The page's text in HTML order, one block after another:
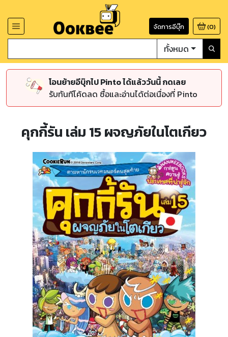
จัดการอีบุ๊ก (0)
ทั้งหมด
โอนย้ายอีบุ๊กไป Pinto ได้แล้ววันนี้ กดเลย
รับทันทีโค้ดลด ซื้อและอ่านได้ต่อเนื่องที่ Pinto
คุกกี้รัน เล่ม 15 ผจญภัยในโตเกียว